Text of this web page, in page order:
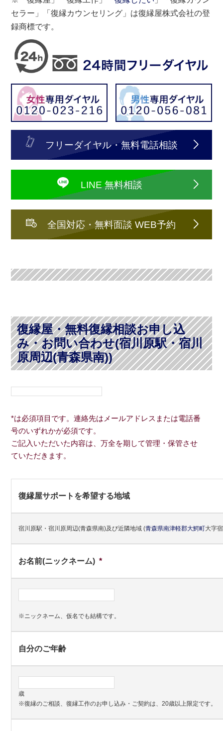
セラー」「復縁カウンセリング」は復縁屋株式会社の登
録商標です。
フリーダイヤル・無料電話相談
LINE 無料相談
全国対応・無料面談 WEB予約
復縁屋・無料復縁相談お申し込
み・お問い合わせ(宿川原駅・宿川
原周辺(青森県南))
*は必須項目です。連絡先はメールアドレスまたは電話番
号のいずれかが必須です。
ご記入いただいた内容は、万全を期して管理・保管させ
ていただきます。
復縁屋サポートを希望する地域
宿川原駅・宿川原周辺(青森県南)及び近隣地域(青森県南津軽郡大鰐町大字
お名前(ニックネーム) *
※ニックネーム、仮名でも結構です。
自分のご年齢
歳
※復縁のご相談、復縁工作のお申し込み・ご契約は、20歳以上限定です。